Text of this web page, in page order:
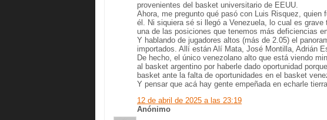
provenientes del basket universitario de EEUU.
Ahora, me pregunto qué pasó con Luis Risquez,
él. Ni siquiera sé si llegó a Venezuela, lo cual es
una de las posiciones que tenemos más deficiencias
Y hablando de jugadores altos (más de 2.05) el
importados. Allí están Alí Mata, José Montilla, Adrián
De hecho, el único venezolano alto que está viendo
al basket argentino por haberle dado oportunidad
basket ante la falta de oportunidades en el basket
Y pensar que acá hay gente empeñada en echarle
12 de abril de 2025 a las 23:19
Anónimo